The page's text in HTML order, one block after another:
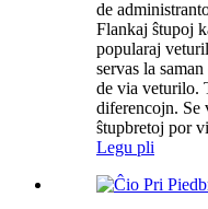
de
Flankaj ŝtupoj
popularaj
servas la
de via veturilo.
diferencojn. Se
ŝtupbretoj por
Legu pli